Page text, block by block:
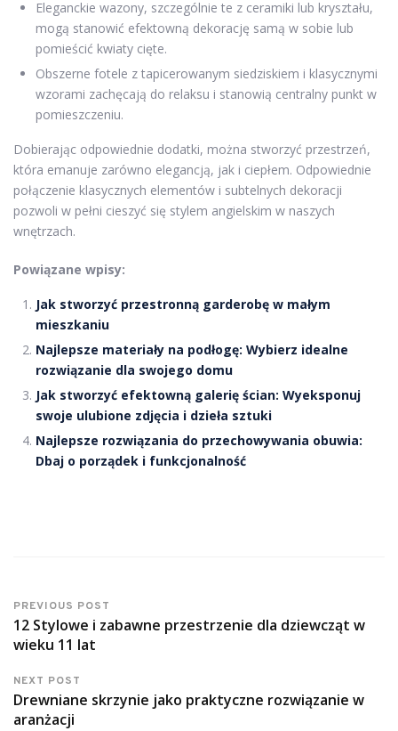
Eleganckie wazony, szczególnie te z ceramiki lub kryształu,
mogą stanowić efektowną dekorację samą w sobie lub
pomieścić kwiaty cięte.
Obszerne fotele z tapicerowanym siedziskiem i klasycznymi
wzorami zachęcają do relaksu i stanowią centralny punkt w
pomieszczeniu.
Dobierając odpowiednie dodatki, można stworzyć przestrzeń,
która emanuje zarówno elegancją, jak i ciepłem. Odpowiednie
połączenie klasycznych elementów i subtelnych dekoracji
pozwoli w pełni cieszyć się stylem angielskim w naszych
wnętrzach.
Powiązane wpisy:
Jak stworzyć przestronną garderobę w małym
mieszkaniu
Najlepsze materiały na podłogę: Wybierz idealne
rozwiązanie dla swojego domu
Jak stworzyć efektowną galerię ścian: Wyeksponuj
swoje ulubione zdjęcia i dzieła sztuki
Najlepsze rozwiązania do przechowywania obuwia:
Dbaj o porządek i funkcjonalność
PREVIOUS POST
12 Stylowe i zabawne przestrzenie dla dziewcząt w
wieku 11 lat
NEXT POST
Drewniane skrzynie jako praktyczne rozwiązanie w
aranżacji